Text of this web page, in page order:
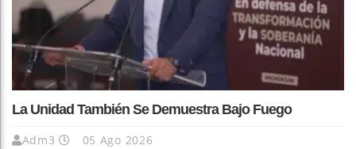
La Unidad También Se Demuestra Bajo Fuego
Adm3 05 Ago 2026